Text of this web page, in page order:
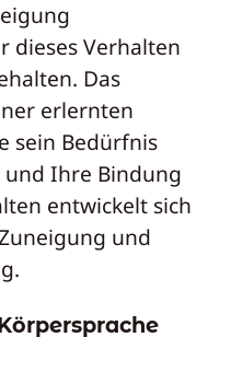
dieses Verhalten
Das
erlernten
sein Bedürfnis
Ihre Bindung
entwickelt sich
und